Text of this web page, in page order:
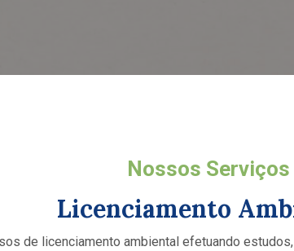
Nossos Serviços
Licenciamento
de licenciamento ambiental efetuando